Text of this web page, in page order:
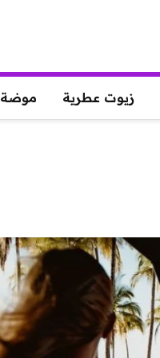
زيوت عطرية موضة